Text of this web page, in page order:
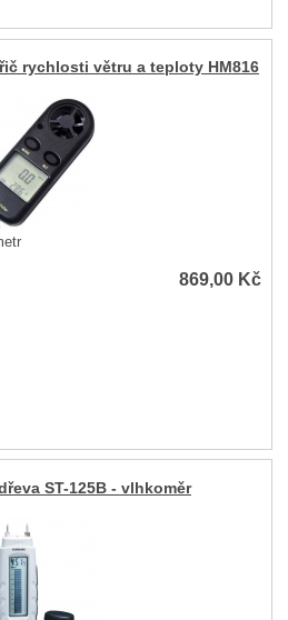
rychlosti větru a teploty HM816
869,00 Kč
ST-125B - vlhkoměr